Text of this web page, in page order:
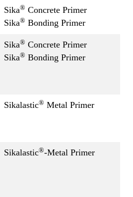
Sika® Concrete Primer
Sika® Bonding Primer
Sika® Concrete Primer
Sika® Bonding Primer
Sikalastic® Metal Primer
Sikalastic®-Metal Primer